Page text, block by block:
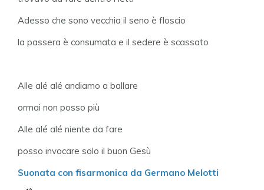
Adesso che sono vecchia il seno è floscio
la passera è consumata e il sedere è scassato
Alle alé alé andiamo a ballare
ormai non posso più
Alle alé alé niente da fare
posso invocare solo il buon Gesù
Suonata con fisarmonica da Germano Melotti